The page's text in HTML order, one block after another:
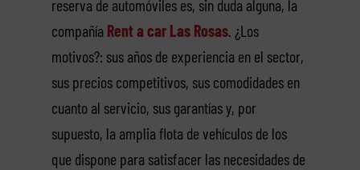
reserva de automóviles es, sin duda alguna, la
compañía Rent a car Las Rosas. ¿Los
motivos?: sus años de experiencia en el sector,
sus precios competitivos, sus comodidades en
cuanto al servicio, sus garantías y, por
supuesto, la amplia flota de vehículos de los
que dispone para satisfacer las necesidades de